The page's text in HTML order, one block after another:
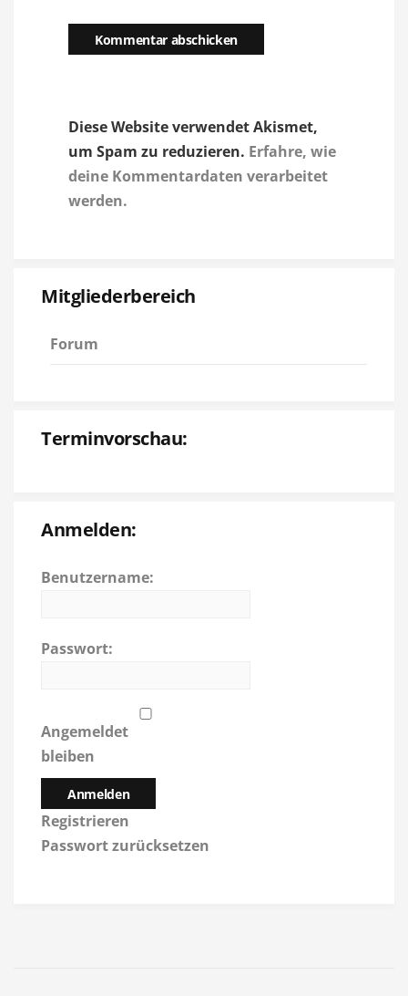
Diese Website verwendet Akismet,
um Spam zu reduzieren. Erfahre, wie
deine Kommentardaten verarbeitet
werden.
Mitgliederbereich
Forum
Terminvorschau:
Anmelden:
Benutzername:
Passwort:
Angemeldet
bleiben
Anmelden
Registrieren
Passwort zurücksetzen